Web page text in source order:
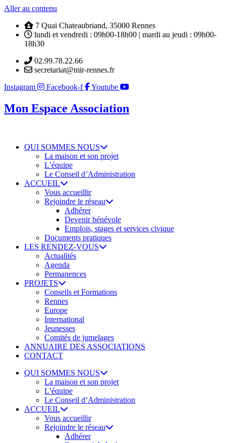
Aller au contenu
7 Quai Chateaubriand, 35000 Rennes
lundi et vendredi : 09h00-18h00 | mardi au jeudi : 09h00-
18h30
02.99.78.22.66
secretariat@mir-rennes.fr
Instagram
Facebook-f Youtube
Mon Espace Association
QUI SOMMES NOUS
La maison et son projet
L’équipe
Le Conseil d’Administration
ACCUEIL
Vous accueillir
Rejoindre le réseau
Adhérer
Devenir bénévole
Emplois, stages et services civique
Documents pratiques
LES RENDEZ-VOUS
Actualités
Agenda
Permanences
PROJETS
Conseils et Formations
Rennes
Europe
International
Jeunesses
Comités de jumelages
ANNUAIRE DES ASSOCIATIONS
CONTACT
QUI SOMMES NOUS
La maison et son projet
L’équipe
Le Conseil d’Administration
ACCUEIL
Vous accueillir
Rejoindre le réseau
Adhérer